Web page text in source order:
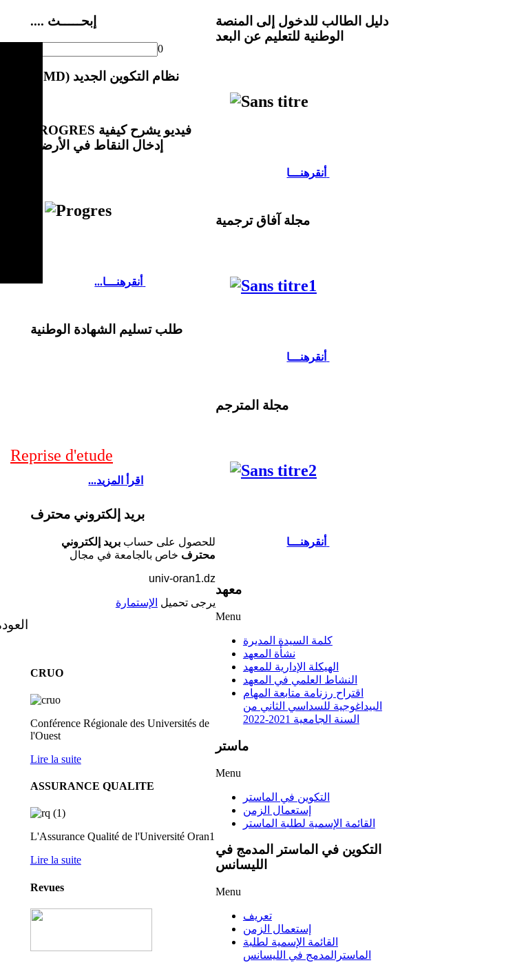
Reprise d'etude
.... إبحـــــث
0
(LMD) نظام التكوين الجديد
PROGRES فيديو يشرح كيفية
إدخال النقاط في الأرضية
...أنقرهنـــا
طلب تسليم الشهادة الوطنية
...اقرأ المزيد
بريد إلكتروني محترف
للحصول على حساببريد إلكتروني
محترف خاص بالجامعة في مجال
univ-oran1.dz
يرجى تحميل الإستمارة
دليل الطالب للدخول إلى المنصة
الوطنية للتعليم عن البعد
أنقرهنـــا
مجلة آفاق ترجمية
أنقرهنـــا
مجلة المترجم
أنقرهنـــا
معهد
Menu
كلمة السيدة المديرة
نشأة المعهد
الهيكلة الإدارية للمعهد
النشاط العلمي في المعهد
اقتراح رزنامة متابعة المهام
البيداغوجية للسداسي الثاني من
السنة الجامعية 2021-2022
ماستر
Menu
التكوين في الماستر
إستعمال الزمن
القائمة الإسمية لطلبة الماستر
التكوين في الماستر المدمج في
الليسانس
Menu
تعريف
إستعمال الزمن
القائمة الإسمية لطلبة
الماسترالمدمج في الليسانس
CRUO
Conférence Régionale des Universités de
l'Ouest
Lire la suite
ASSURANCE QUALITE
L'Assurance Qualité de l'Université Oran1
Lire la suite
Revues